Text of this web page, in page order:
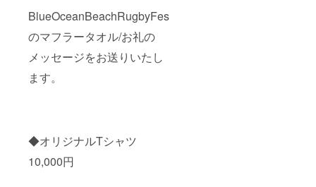
BlueOceanBeachRugbyFes
のマフラータオル/お礼の
メッセージをお送りいたし
ます。
◆オリジナルTシャツ
10,000円